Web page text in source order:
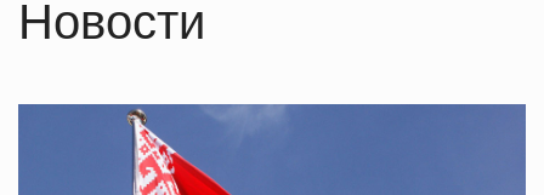
Новости